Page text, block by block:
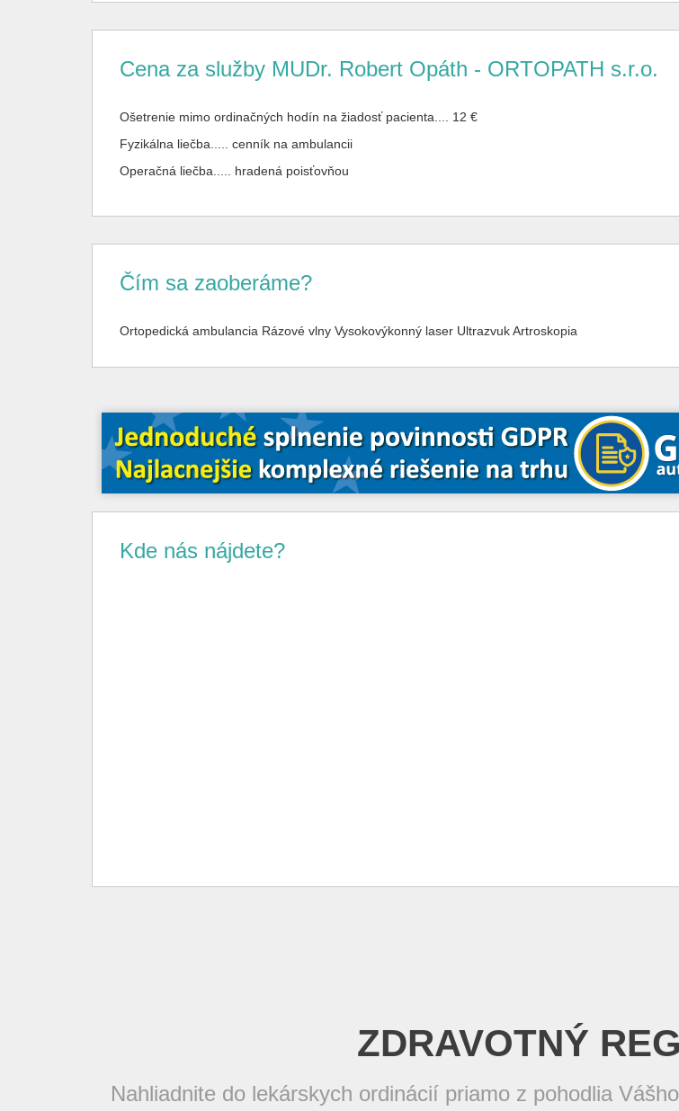
Cena za služby MUDr. Robert Opáth - ORTOPATH s.r.o.
Ošetrenie mimo ordinačných hodín na žiadosť pacienta.... 12 €
Fyzikálna liečba..... cenník na ambulancii
Operačná liečba..... hradená poisťovňou
Čím sa zaoberáme?
Ortopedická ambulancia Rázové vlny Vysokovýkonný laser Ultrazvuk Artroskopia
Kde nás nájdete?
ZDRAVOTNÝ
Nahliadnite do lekárskych ordinácií priamo z pohodlia